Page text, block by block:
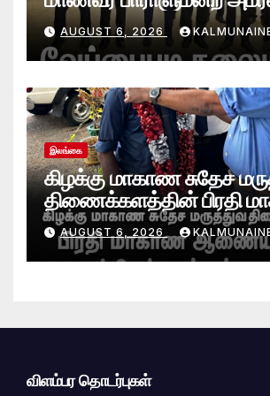
AUGUST 6, 2026
இலங்கை
கிழக்கு மாகாண சுதேச
திணைக்களத்தின் பிரதி
ஆணையாளராக
அனஸ்டீன் கடமையேற்பு!
AUGUST 6, 2026
விளம்பர தொடர்புகள்